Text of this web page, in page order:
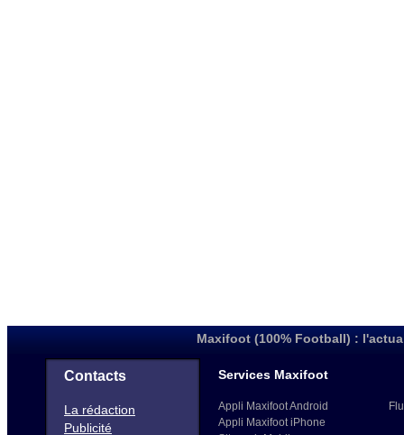
Maxifoot (100% Football) :
Contacts
La rédaction
Publicité
Services Maxifoot
Appli Maxifoot Android
Appli Maxifoot iPhone